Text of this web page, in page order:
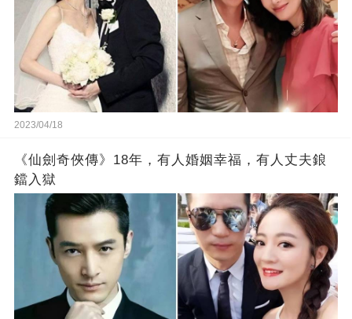
2023/04/18
《仙劍奇俠傳》18年，有人婚姻幸福，有人丈夫鋃
鐺入獄